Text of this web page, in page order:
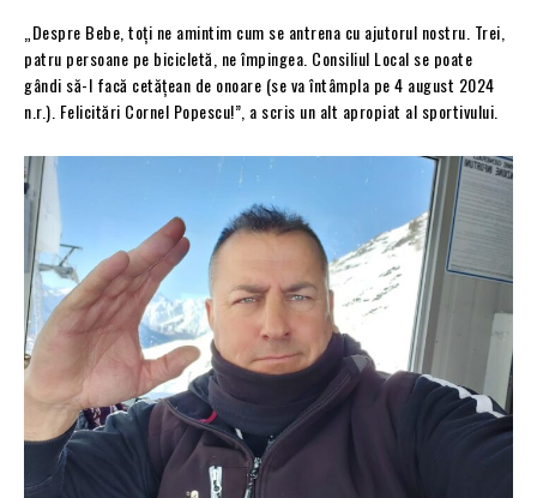
„Despre Bebe, toți ne amintim cum se antrena cu ajutorul nostru. Trei,
patru persoane pe bicicletă, ne împingea. Consiliul Local se poate
gândi să-l facă cetățean de onoare (se va întâmpla pe 4 august 2024
n.r.). Felicitări Cornel Popescu!”, a scris un alt apropiat al sportivului.